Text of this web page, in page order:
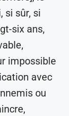
si sûr, si
six ans,
impossible
avec
ou